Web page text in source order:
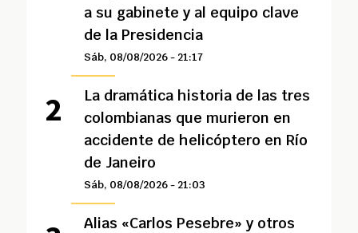
a su gabinete y al equipo clave
de la Presidencia
Sáb, 08/08/2026 - 21:17
La dramática historia de las tres
colombianas que murieron en
accidente de helicóptero en Río
de Janeiro
Sáb, 08/08/2026 - 21:03
Alias «Carlos Pesebre» y otros